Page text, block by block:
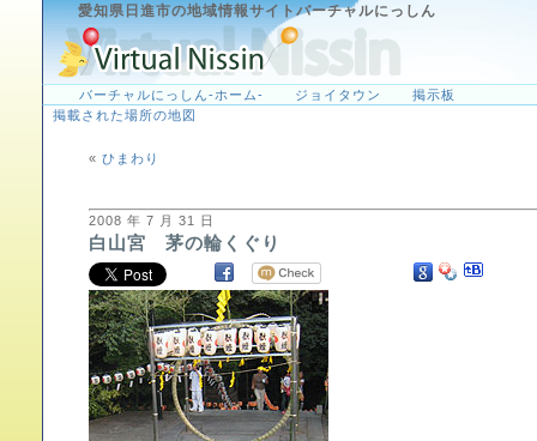
愛知県日進市の地域情報サイトバーチャルにっしん
バーチャルにっしん-ホーム- ジョイタウン
掲示板
掲載された場所の地図
« ひまわり
2008 年 7 月 31 日
白山宮 茅の輪くぐり